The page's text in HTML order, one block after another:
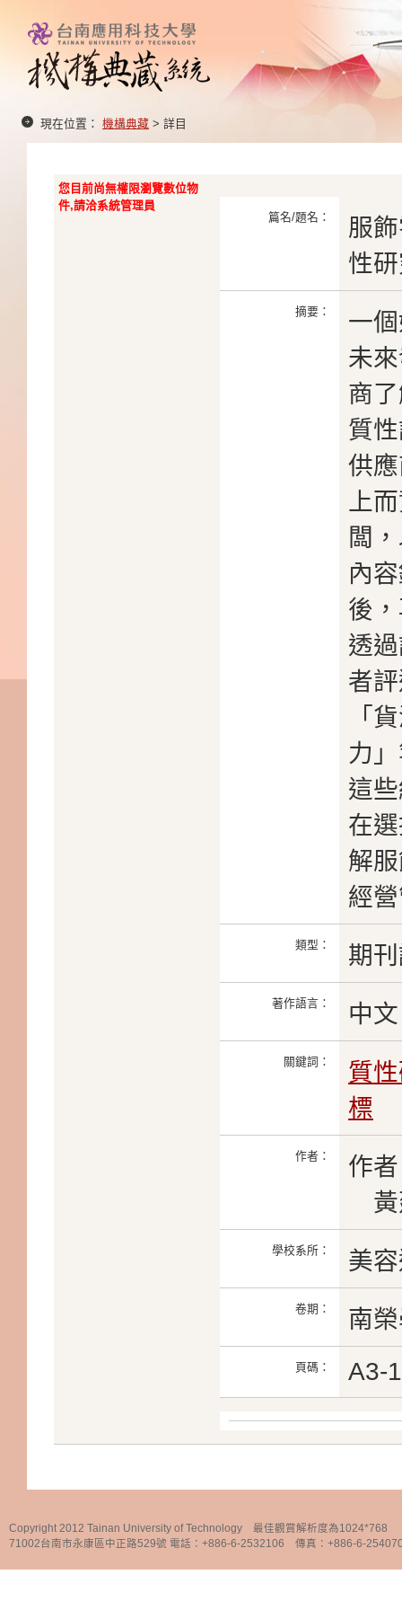
現在位置： 機構典藏 > 詳目
您目前尚無權限瀏覽數位物
件,請洽系統管理員
篇名/題名：
服
性
摘要：
一
未
商
質
供
上
闆
內
後
透
者
「
力
這
在
解
經
類型： 期
著作語言： 中文
關鍵詞：
質
標
作者：
作
黃
學校系所： 美
卷期： 南
頁碼： A3-
Copyright 2012 Tainan University of Technology 最佳觀賞解析度為1024*768
71002台南市永康區中正路529號 電話：+886-6-2532106 傳真：+886-6-